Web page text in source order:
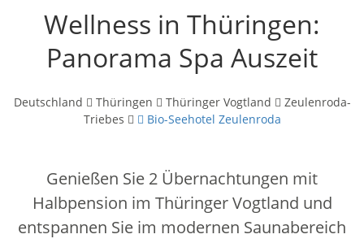
Wellness in Thüringen:
Panorama Spa Auszeit
Deutschland Thüringen Thüringer Vogtland
Zeulenroda-
Triebes
Bio-Seehotel Zeulenroda
Genießen Sie 2 Übernachtungen mit
Halbpension im Thüringer Vogtland und
entspannen Sie im modernen Saunabereich